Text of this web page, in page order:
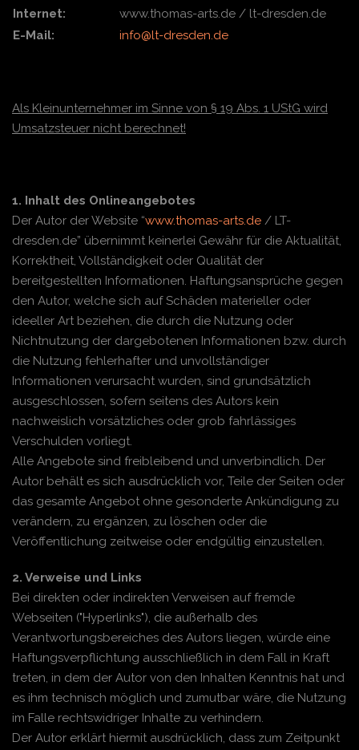
Internet:
www.thomas-arts.de / lt-dresden.de
E-Mail:
info@lt-dresden.de
Als Kleinunternehmer im Sinne von § 19 Abs. 1 UStG wird
Umsatzsteuer nicht berechnet!
1. Inhalt des Onlineangebotes
Der Autor der Website “www.thomas-arts.de / LT-
dresden.de” übernimmt keinerlei Gewähr für die Aktualität,
Korrektheit, Vollständigkeit oder Qualität der
bereitgestellten Informationen. Haftungsansprüche gegen
den Autor, welche sich auf Schäden materieller oder
ideeller Art beziehen, die durch die Nutzung oder
Nichtnutzung der dargebotenen Informationen bzw. durch
die Nutzung fehlerhafter und unvollständiger
Informationen verursacht wurden, sind grundsätzlich
ausgeschlossen, sofern seitens des Autors kein
nachweislich vorsätzliches oder grob fahrlässiges
Verschulden vorliegt.
Alle Angebote sind freibleibend und unverbindlich. Der
Autor behält es sich ausdrücklich vor, Teile der Seiten oder
das gesamte Angebot ohne gesonderte Ankündigung zu
verändern, zu ergänzen, zu löschen oder die
Veröffentlichung zeitweise oder endgültig einzustellen.
2. Verweise und Links
Bei direkten oder indirekten Verweisen auf fremde
Webseiten ("Hyperlinks"), die außerhalb des
Verantwortungsbereiches des Autors liegen, würde eine
Haftungsverpflichtung ausschließlich in dem Fall in Kraft
treten, in dem der Autor von den Inhalten Kenntnis hat und
es ihm technisch möglich und zumutbar wäre, die Nutzung
im Falle rechtswidriger Inhalte zu verhindern.
Der Autor erklärt hiermit ausdrücklich, dass zum Zeitpunkt